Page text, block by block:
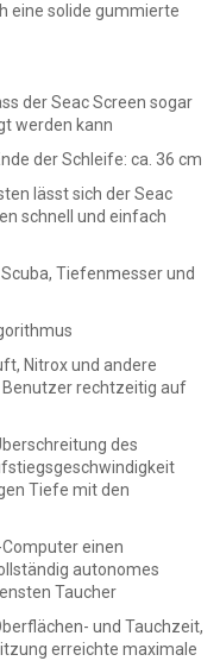
eine solide gummierte
der Seac Screen sogar
werden kann
der Schleife: ca. 36 cm
lässt sich der Seac
schnell und einfach
Tiefenmesser und
Nitrox und andere
Benutzer rechtzeitig auf
des
Tiefe mit den
einen
autonomes
Taucher
und Tauchzeit,
erreichte maximale